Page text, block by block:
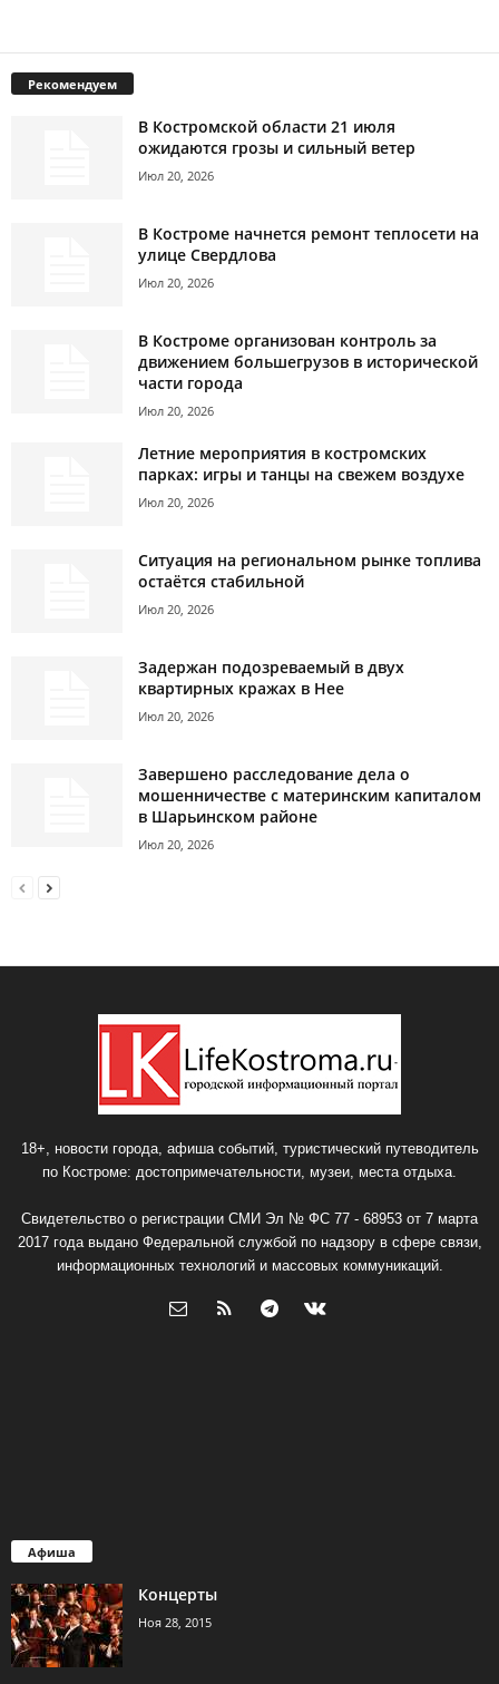
Рекомендуем
В Костромской области 21 июля
ожидаются грозы и сильный ветер
Июл 20, 2026
В Костроме начнется ремонт теплосети на
улице Свердлова
Июл 20, 2026
В Костроме организован контроль за
движением большегрузов в исторической
части города
Июл 20, 2026
Летние мероприятия в костромских
парках: игры и танцы на свежем воздухе
Июл 20, 2026
Ситуация на региональном рынке топлива
остаётся стабильной
Июл 20, 2026
Задержан подозреваемый в двух
квартирных кражах в Нее
Июл 20, 2026
Завершено расследование дела о
мошенничестве с материнским капиталом
в Шарьинском районе
Июл 20, 2026
18+, новости города, афиша событий, туристический путеводитель
по Костроме: достопримечательности, музеи, места отдыха.
Свидетельство о регистрации СМИ Эл № ФС 77 - 68953 от 7 марта
2017 года выдано Федеральной службой по надзору в сфере связи,
информационных технологий и массовых коммуникаций.
Афиша
Концерты
Ноя 28, 2015